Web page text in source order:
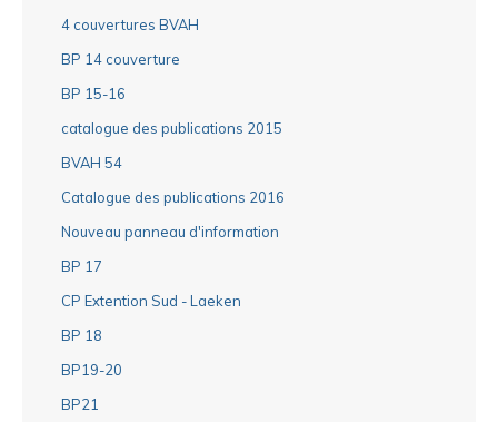
4 couvertures BVAH
BP 14 couverture
BP 15-16
catalogue des publications 2015
BVAH 54
Catalogue des publications 2016
Nouveau panneau d'information
BP 17
CP Extention Sud - Laeken
BP 18
BP19-20
BP21